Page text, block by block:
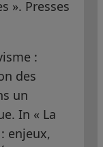
». Presses
:
des
un
In « La
enjeux,